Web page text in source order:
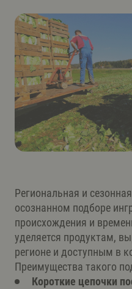
Региональная и
осознанном подборе
происхождения и
уделяется продуктам,
регионе и доступным в
Преимущества такого
Короткие цепочки